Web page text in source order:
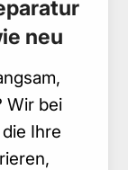
neu
Wir bei
Ihre